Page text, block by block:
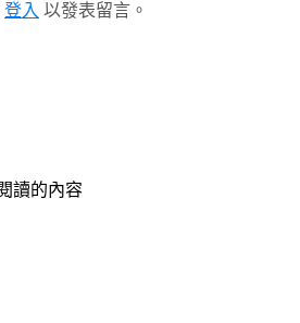
登入 以發表留言。
讀的內容